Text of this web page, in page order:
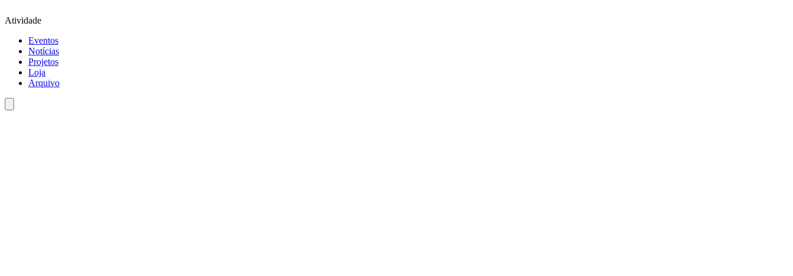
Atividade
Eventos
Notícias
Projetos
Loja
Arquivo